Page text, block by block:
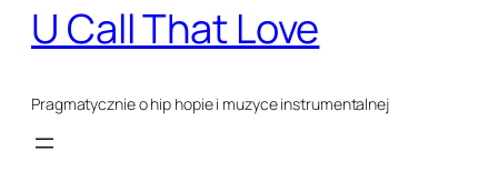
U Call That Love
Pragmatycznie o hip hopie i muzyce instrumentalnej